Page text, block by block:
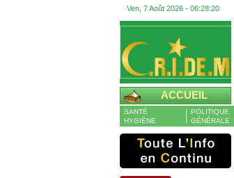
Ven, 7 Août 2026 - 06:28:21
ACCUEIL
SANTÉ
HYGIÈNE
POLITIQUE
GÉNÉRALE